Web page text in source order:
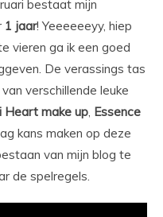
bestaat mijn
1 jaar! Yeeeeeeyy, hiep
vieren ga ik een goed
De verassings tas
verschillende leuke
i Heart make up, Essence
kans maken op deze
van mijn blog te
de spelregels.